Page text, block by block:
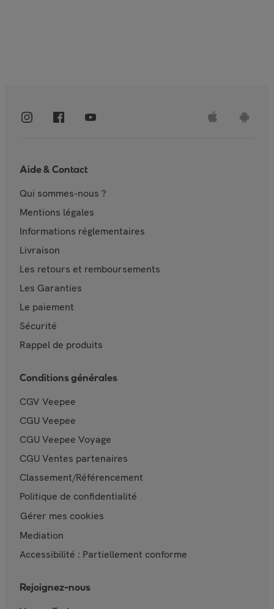
Aide & Contact
Qui sommes-nous ?
Mentions légales
Informations réglementaires
Livraison
Les retours et remboursements
Les Garanties
Le paiement
Sécurité
Rappel de produits
Conditions générales
CGV Veepee
CGU Veepee
CGU Veepee Voyage
CGU Ventes partenaires
Classement/Référencement
Politique de confidentialité
Gérer mes cookies
Mediation
Accessibilité : Partiellement conforme
Rejoignez-nous